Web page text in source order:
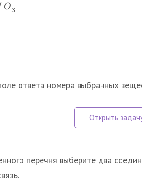
O3
ответа номера выбранных
перечня выберите два